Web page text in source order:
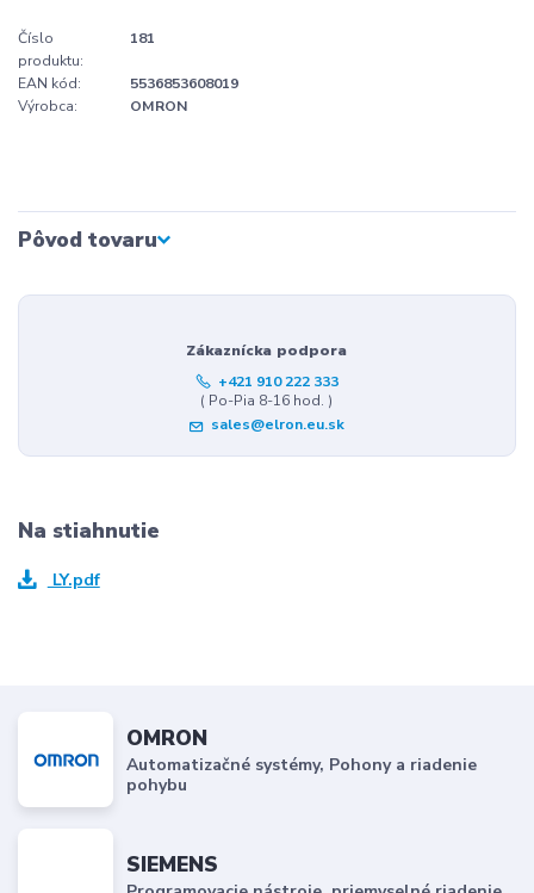
Číslo
produktu:
181
EAN kód:
5536853608019
Výrobca:
OMRON
Pôvod tovaru
Zákaznícka podpora
+421 910 222 333
( Po-Pia 8-16 hod. )
sales@elron.eu.sk
Na stiahnutie
LY.pdf
OMRON
Automatizačné systémy, Pohony a riadenie
pohybu
SIEMENS